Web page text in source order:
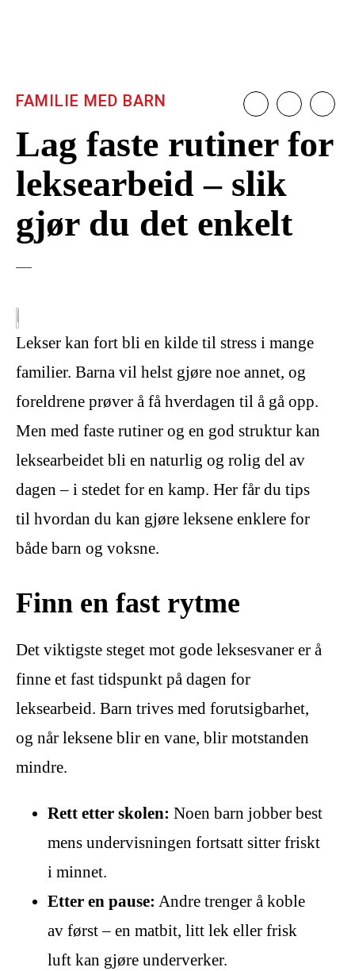
Lag faste rutiner for
leksearbeid – slik
gjør du det enkelt
FAMILIE MED BARN
Lekser kan fort bli en kilde til stress i mange
familier. Barna vil helst gjøre noe annet, og
foreldrene prøver å få hverdagen til å gå opp.
Men med faste rutiner og en god struktur kan
leksearbeidet bli en naturlig og rolig del av
dagen – i stedet for en kamp. Her får du tips
til hvordan du kan gjøre leksene enklere for
både barn og voksne.
Finn en fast rytme
Det viktigste steget mot gode leksesvaner er å
finne et fast tidspunkt på dagen for
leksearbeid. Barn trives med forutsigbarhet,
og når leksene blir en vane, blir motstanden
mindre.
Rett etter skolen: Noen barn jobber best
mens undervisningen fortsatt sitter friskt
i minnet.
Etter en pause: Andre trenger å koble
av først – en matbit, litt lek eller frisk
luft kan gjøre underverker.